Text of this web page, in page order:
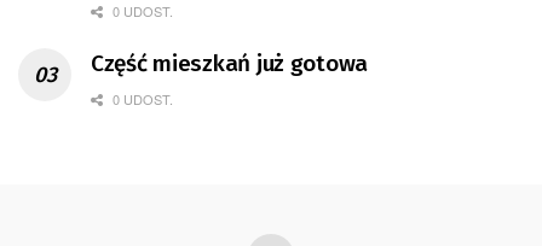
0 UDOST.
Część mieszkań już gotowa
0 UDOST.